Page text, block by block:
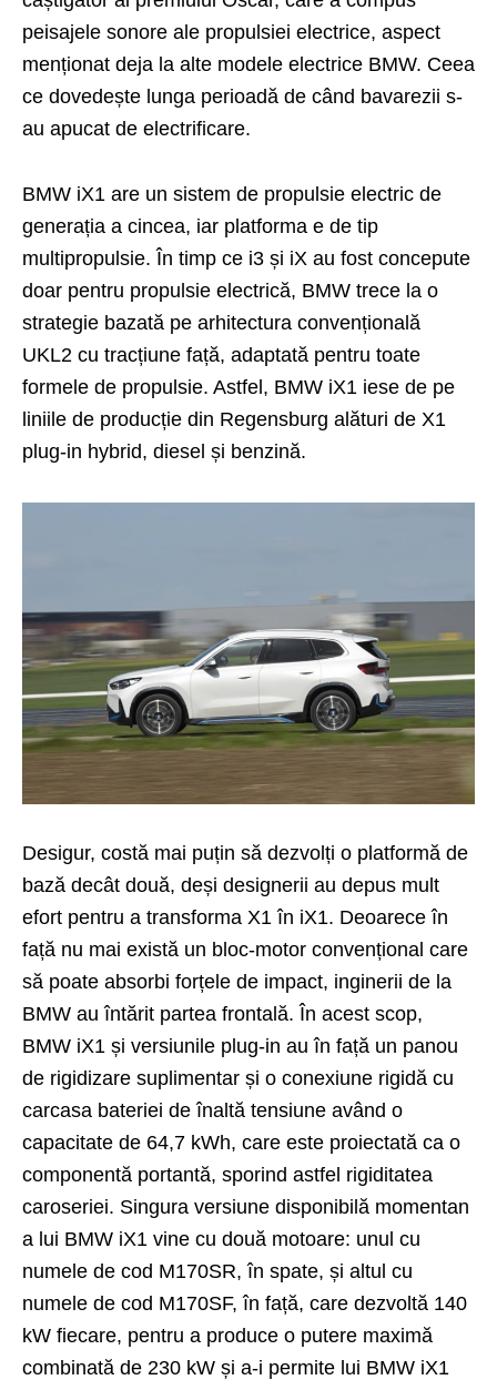
peisajele sonore ale propulsiei electrice, aspect
menționat deja la alte modele electrice BMW. Ceea
ce dovedește lunga perioadă de când bavarezii s-
au apucat de electrificare.
BMW iX1 are un sistem de propulsie electric de
generația a cincea, iar platforma e de tip
multipropulsie. În timp ce i3 și iX au fost concepute
doar pentru propulsie electrică, BMW trece la o
strategie bazată pe arhitectura convențională
UKL2 cu tracțiune față, adaptată pentru toate
formele de propulsie. Astfel, BMW iX1 iese de pe
liniile de producție din Regensburg alături de X1
plug-in hybrid, diesel și benzină.
Desigur, costă mai puțin să dezvolți o platformă de
bază decât două, deși designerii au depus mult
efort pentru a transforma X1 în iX1. Deoarece în
față nu mai există un bloc-motor convențional care
să poate absorbi forțele de impact, inginerii de la
BMW au întărit partea frontală. În acest scop,
BMW iX1 și versiunile plug-in au în față un panou
de rigidizare suplimentar și o conexiune rigidă cu
carcasa bateriei de înaltă tensiune având o
capacitate de 64,7 kWh, care este proiectată ca o
componentă portantă, sporind astfel rigiditatea
caroseriei. Singura versiune disponibilă momentan
a lui BMW iX1 vine cu două motoare: unul cu
numele de cod M170SR, în spate, și altul cu
numele de cod M170SF, în față, care dezvoltă 140
kW fiecare, pentru a produce o putere maximă
combinată de 230 kW și a-i permite lui BMW iX1